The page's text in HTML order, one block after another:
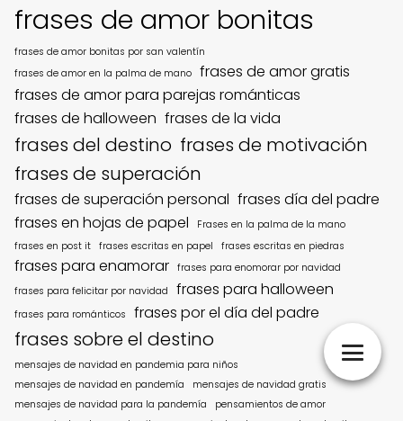
frases de amor bonitas
frases de amor bonitas por san valentín
frases de amor en la palma de mano frases de amor gratis
frases de amor para parejas románticas
frases de halloween frases de la vida
frases del destino frases de motivación
frases de superación
frases de superación personal frases día del padre
frases en hojas de papel
Frases en la palma de la mano
frases en post it frases escritas en papel frases escritas en piedras
frases para enamorar frases para enomorar por navidad
frases para felicitar por navidad
frases para halloween
frases para románticos frases por el día del padre
frases sobre el destino
mensajes de navidad en pandemia para niños
mensajes de navidad en pandemía
mensajes de navidad gratis
mensajes de navidad para la pandemía
pensamientos de amor